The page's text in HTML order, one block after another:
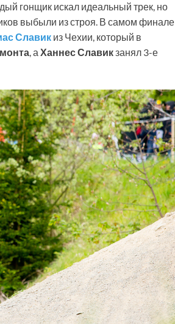
гонщик искал идеальный трек, но
выбыли из строя. В самом финале
Славик из Чехии, который в
, а Ханнес Славикзанял 3-е